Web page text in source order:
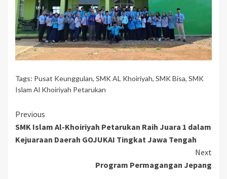
Tags: Pusat Keunggulan, SMK AL Khoiriyah, SMK Bisa, SMK
Islam Al Khoiriyah Petarukan
Continue
Reading
Previous
SMK Islam Al-Khoiriyah Petarukan Raih Juara 1 dalam
Kejuaraan Daerah GOJUKAI Tingkat Jawa Tengah
Next
Program Permagangan Jepang